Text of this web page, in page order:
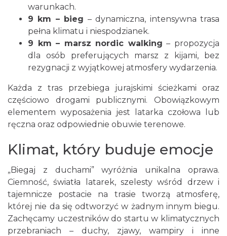
Żarki-Letnisko
2026-08-16
6.68 km
Juromania w Złotym Potoku: 18.09.2026
(piątek)
Złoty Potok
2026-09-18
8.07 km
warunkach.
9 km – bieg – dynamiczna, intensywna trasa
pełna klimatu i niespodzianek.
9 km – marsz nordic walking – propozycja
dla osób preferujących marsz z kijami, bez
rezygnacji z wyjątkowej atmosfery wydarzenia.
Każda z tras przebiega jurajskimi ścieżkami oraz
częściowo drogami publicznymi. Obowiązkowym
elementem wyposażenia jest latarka czołowa lub
ręczna oraz odpowiednie obuwie terenowe.
Klimat, który buduje emocje
„Biegaj z duchami” wyróżnia unikalna oprawa.
Ciemność, światła latarek, szelesty wśród drzew i
tajemnicze postacie na trasie tworzą atmosferę,
której nie da się odtworzyć w żadnym innym biegu.
Zachęcamy uczestników do startu w klimatycznych
przebraniach – duchy, zjawy, wampiry i inne